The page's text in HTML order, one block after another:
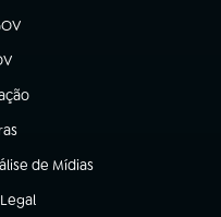
aba)
aba)
aba)
aba)
de Mídias
aba)